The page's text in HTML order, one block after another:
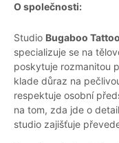
O společnosti:
Studio Bugaboo Tattoo
specializuje se na
poskytuje rozmanitou
klade důraz na
respektuje osobní
na tom, zda jde o
studio zajišťuje